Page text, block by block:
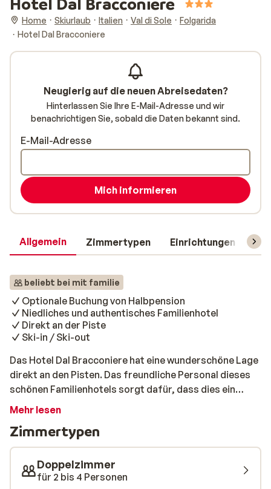
Home Skiurlaub Italien Val di Sole
Folgarida
Hotel Dal Bracconiere
Allgemein Zimmertypen Einrichtungen
beliebt bei mit familie
Optionale Buchung von Halbpension
Niedliches und authentisches Familienhotel
Direkt an der Piste
Ski-in / Ski-out
Das Hotel Dal Bracconiere hat eine wunderschöne Lage
direkt an den Pisten. Das freundliche Personal dieses
schönen Familienhotels sorgt dafür, dass dies ein
unvergesslicher Wintersporturlaub wird! Jeden
betreten die Pisten frisch und voller Energie. Die
Zimmer sind komfortabel eingerichtet und aufgrund
ihrer Größe ideal für Familien. Nach einem schönen Tag
auf derPiste, können Sie im Restaurant ein köstliches
Mehr lesen
Zimmertypen
Doppelzimmer
für 2 bis 4 Personen
Neugierig auf die neuen Abreisedaten?
Hinterlassen Sie Ihre E-Mail-Adresse und wir
benachrichtigen Sie, sobald die Daten bekannt sind.
E-Mail-Adresse
Mich informieren